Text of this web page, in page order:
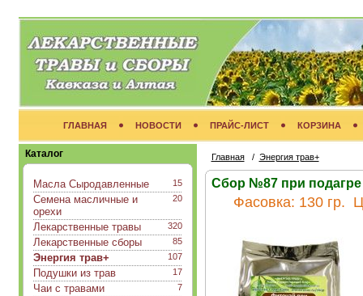
ГЛАВНАЯ НОВОСТИ ПРАЙС-ЛИСТ КОРЗИНА
Каталог
15
Масла Сыродавленные
20
Семена масличные и
орехи
320
Лекарственные травы
85
Лекарственные сборы
107
Энергия трав+
17
Подушки из трав
7
Чаи с травами
Главная/ Энергия трав+
Сбор №87 при подагре
Фасовка: 130 гр.